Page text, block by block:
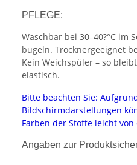
PFLEGE:
Waschbar bei 30–40?°C im
bügeln. Trocknergeeignet
Kein Weichspüler – so
elastisch.
Bitte beachten Sie:
Bildschirmdarstellungen
Farben der Stoffe leicht
Angaben zur